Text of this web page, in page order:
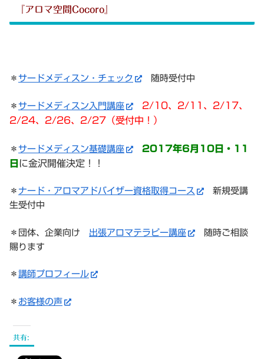
『アロマ空間Cocoro』
＊ サードメディスン・チェック 随時受付中
＊ サードメディスン入門講座
2/10、2/11、2/17、
2/24、2/26、2/27（受付中！）
＊ サードメディスン基礎講座
2017年6月10日・11
日 に金沢開催決定！！
＊ ナード・アロマアドバイザー資格取得コース
新規受講
生受付中
＊団体、企業向け 出張アロマテラピー講座
随時ご相談
賜ります
＊ 講師プロフィール
＊ お客様の声
共有: